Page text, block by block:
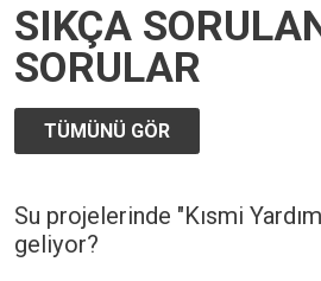
SIKÇA
SORULAR
TÜMÜNÜ GÖR
Su projelerinde "Kısmi
geliyor?